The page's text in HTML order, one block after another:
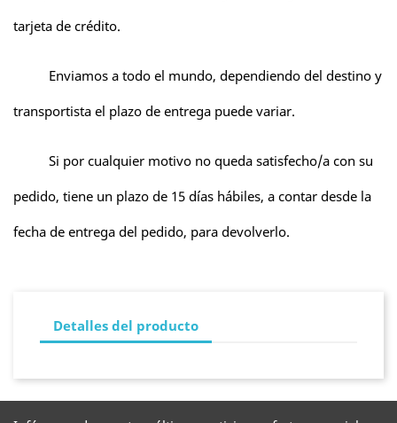
tarjeta de crédito.
Enviamos a todo el mundo, dependiendo del destino y
transportista el plazo de entrega puede variar.
Si por cualquier motivo no queda satisfecho/a con su
pedido, tiene un plazo de 15 días hábiles, a contar desde la
fecha de entrega del pedido, para devolverlo.
Detalles del producto